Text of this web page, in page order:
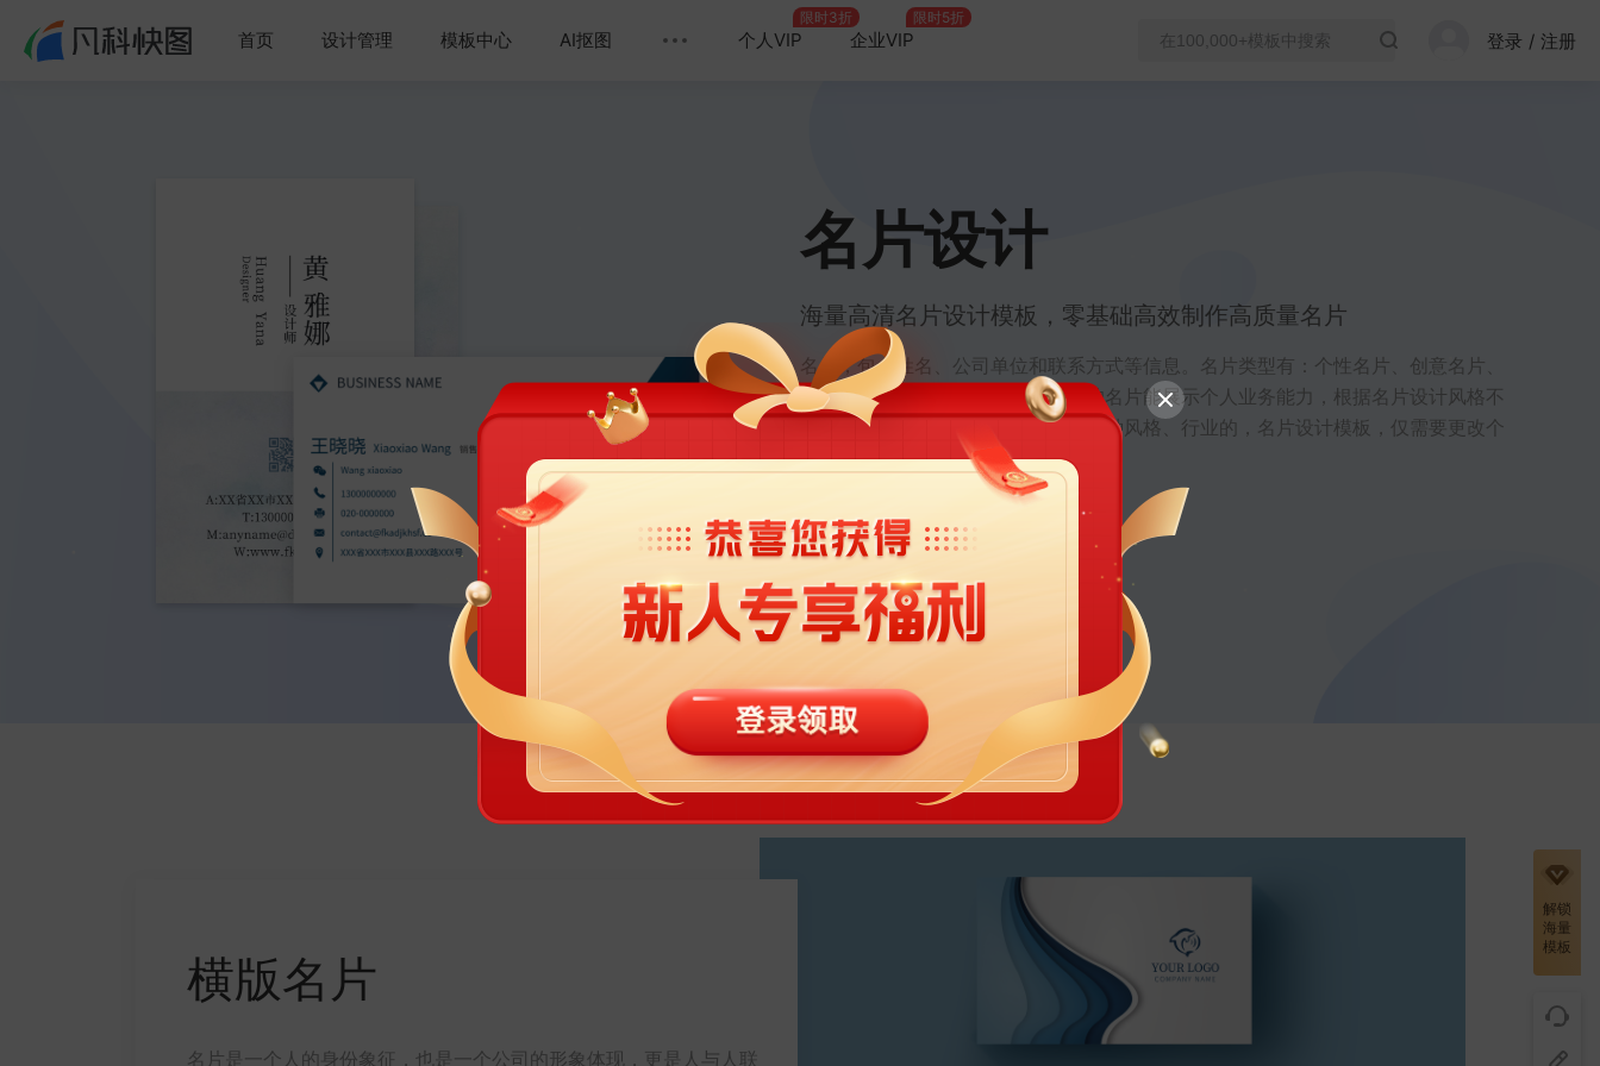
首页 设计管理 模板中心 AI抠图 个人VIP
限时3折
企业VIP
限时5折
登录 / 注册
名片设计
海量高清名片设计模板，零基础高效制作高质量名片
名片，包含姓名、公司单位和联系方式等信息。名片类型有：个性名片、创意名片、
通用名片、科技名片等。设计优秀的名片能展示个人业务能力，根据名片设计风格不
同，给人的印象也不同。凡科提供多种风格、行业的，名片设计模板，仅需要更改个
人信息，即刻生成个人名片。
开始设计名片
横版名片
名片是一个人的身份象征，也是一个公司的形象体现，更是人与人联
解锁
海量
模板